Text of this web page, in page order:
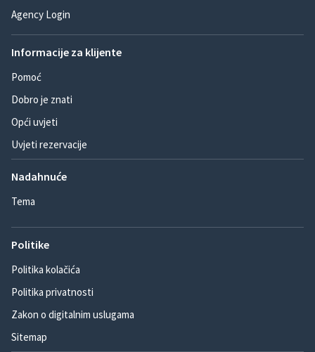
Agency Login
Informacije za klijente
Pomoć
Dobro je znati
Opći uvjeti
Uvjeti rezervacije
Nadahnuće
Tema
Politike
Politika kolačića
Politika privatnosti
Zakon o digitalnim uslugama
Sitemap